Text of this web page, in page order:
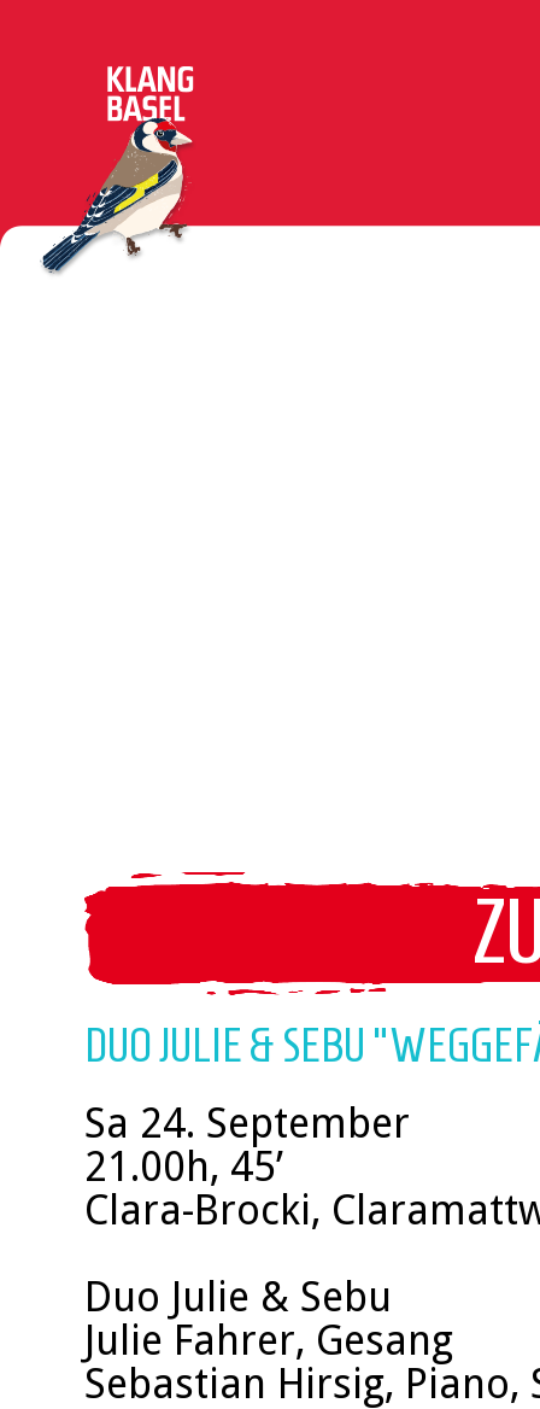
DUO JULIE & SEBU
Sa 24. September
21.00h, 45’
Clara-Brocki,
Duo Julie & Sebu
Julie Fahrer, Gesang
Sebastian Hirsig, Piano,